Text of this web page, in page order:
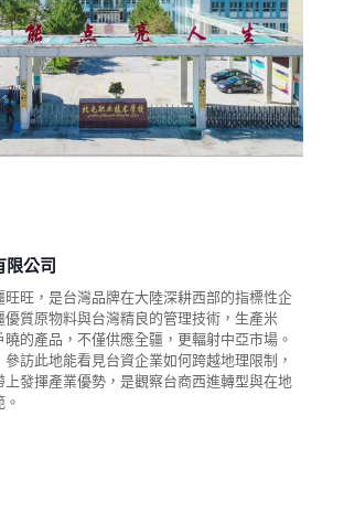
限公司
旺旺，是台灣品牌在大陸深耕西部的指標性企
優質原物料與台灣精良的管理技術，生產米
的產品，不僅供應全疆，更輻射中亞市場。
訪此地能看見台資企業如何跨越地理限制，
上發揮產業優勢，是觀察台商西進轉型與在地